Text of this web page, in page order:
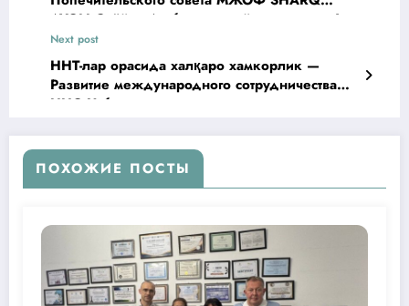
AYOLI Сайёру Атабаеву с днём рождения!
Next post
ННТ-лар орасида халқаро хамкорлик —
Развитие международного сотрудничества
ННО Узбекистана
ПОХОЖИЕ ПОСТЫ